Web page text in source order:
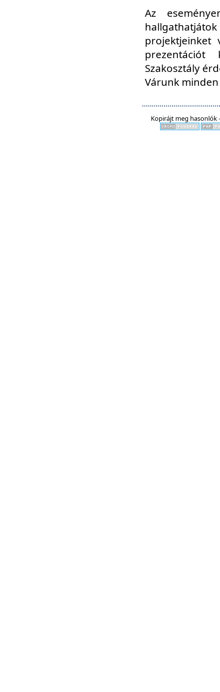
Az
Szakosztály
Várunk
Kopirájt meg hasonlók